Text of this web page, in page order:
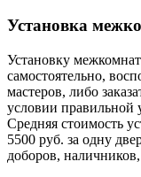
Установка
Установку
самостоятельно,
мастеров, либо
условии правильной
Средняя стоимость
5500 руб. за одну
доборов,